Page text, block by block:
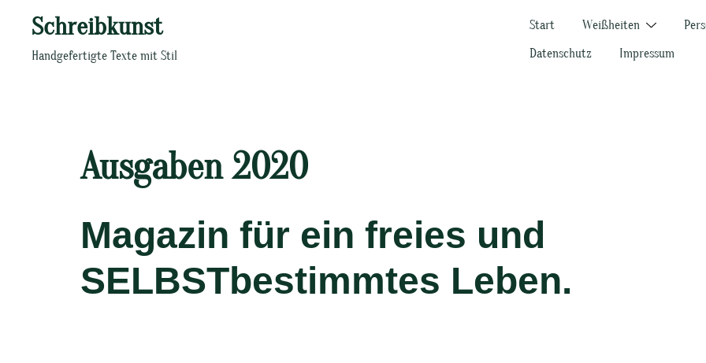
springen
Schreibkunst
Handgefertigte Texte mit Stil
Start Weißheiten
Datenschutz
Impressum
Ausgaben 2020
Magazin für ein freies und
SELBSTbestimmtes Leben.